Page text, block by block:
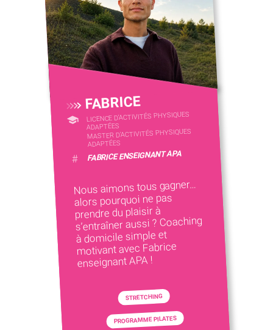
FABRICE
LICENCE D’ACTIVITÉS PHYSIQUES
ADAPTÉES
MASTER D'ACTIVITÉS PHYSIQUES
ADAPTÉES
# FABRICE ENSEIGNANT APA
Nous aimons tous gagner…
alors pourquoi ne pas
prendre du plaisir à
s’entraîner aussi ? Coaching
à domicile simple et
motivant avec Fabrice
enseignant APA !
STRETCHING
PROGRAMME PILATES